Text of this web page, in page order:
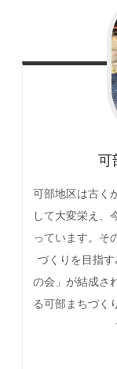
可
可部地区は古く
して大変栄え、
っています。そ
づくりを目指
の会」が結成さ
る可部まちづく